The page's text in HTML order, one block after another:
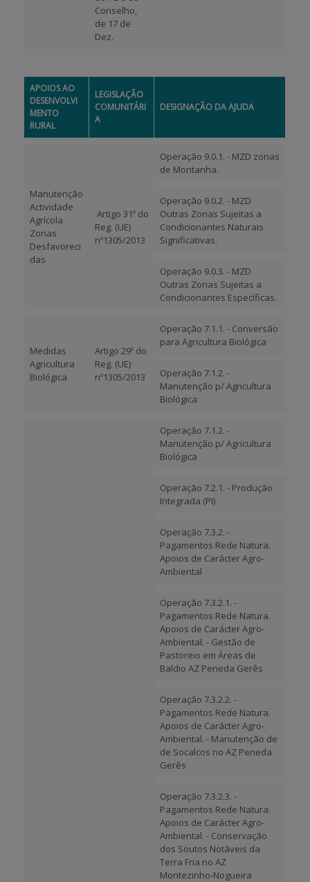
Conselho,
de 17 de
Dez.
APOIOS AO
DESENVOLVI
MENTO
RURAL
LEGISLAÇÃO
COMUNITÁRI
A
DESIGNAÇÃO DA AJUDA
Manutenção
Actividade
Agrícola
Zonas
Desfavoreci
das
Artigo 31º do
Reg. (UE)
nº1305/2013
Operação 9.0.1. - MZD zonas
de Montanha.
Operação 9.0.2. - MZD
Outras Zonas Sujeitas a
Condicionantes Naturais
Significativas.
Operação 9.0.3. - MZD
Outras Zonas Sujeitas a
Condicionantes Específicas.
Medidas
Agricultura
Biológica
Artigo 29º do
Reg. (UE)
nº1305/2013
Operação 7.1.1. - Conversão
para Agricultura Biológica
Operação 7.1.2. -
Manutenção p/ Agricultura
Biológica
Operação 7.1.2. -
Manutenção p/ Agricultura
Biológica
Operação 7.2.1. - Produção
Integrada (PI)
Operação 7.3.2. -
Pagamentos Rede Natura.
Apoios de Carácter Agro-
Ambiental
Operação 7.3.2.1. -
Pagamentos Rede Natura.
Apoios de Carácter Agro-
Ambiental. - Gestão de
Pastoreio em Áreas de
Baldio AZ Peneda Gerês
Operação 7.3.2.2. -
Pagamentos Rede Natura.
Apoios de Carácter Agro-
Ambiental. - Manutenção de
de Socalcos no AZ Peneda
Gerês
Operação 7.3.2.3. -
Pagamentos Rede Natura.
Apoios de Carácter Agro-
Ambiental. - Conservação
dos Soutos Notáveis da
Terra Fria no AZ
Montezinho-Nogueira